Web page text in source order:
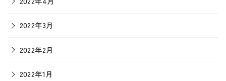
2022年3月
2022年2月
2022年1月